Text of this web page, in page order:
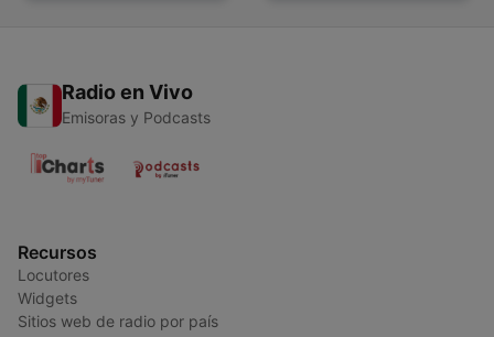
Radio en Vivo
Emisoras y Podcasts
Recursos
Locutores
Widgets
Sitios web de radio por país